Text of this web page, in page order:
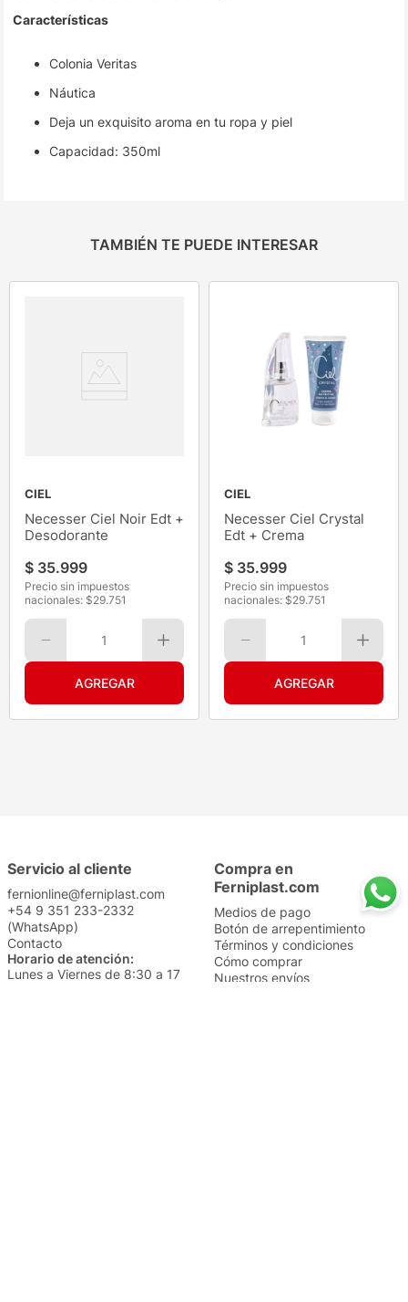
Características
Colonia Veritas
Náutica
Deja un exquisito aroma en tu ropa y piel
Capacidad: 350ml
TAMBIÉN TE PUEDE INTERESAR
CIEL
Necesser Ciel Noir Edt +
Desodorante
$ 35.999
Precio sin impuestos
nacionales: $29.751
1
CIEL
Necesser Ciel Crystal
Edt + Crema
$ 35.999
Precio sin impuestos
nacionales: $29.751
1
Servicio al cliente
fernionline@ferniplast.com
+54 9 351 233-2332
(WhatsApp)
Contacto
Horario de atención:
Lunes a Viernes de 8:30 a 17
Compra en
Ferniplast.com
Medios de pago
Botón de arrepentimiento
Términos y condiciones
Cómo comprar
Nuestros envíos